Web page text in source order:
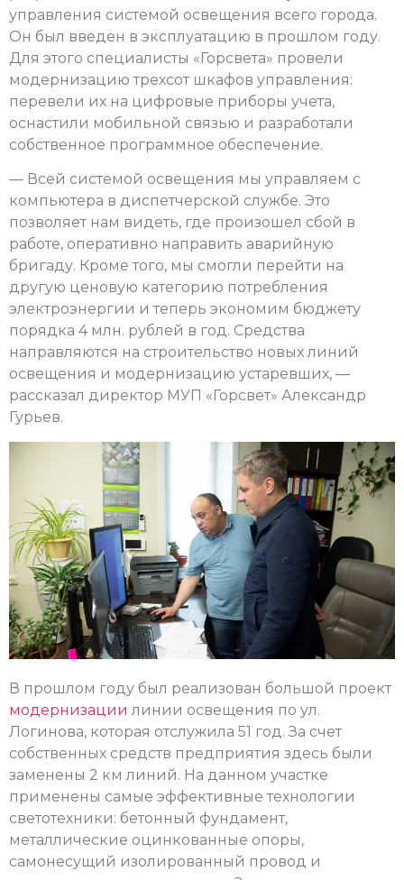
управления системой освещения всего города.
Он был введен в эксплуатацию в прошлом году.
Для этого специалисты «Горсвета» провели
модернизацию трехсот шкафов управления:
перевели их на цифровые приборы учета,
оснастили мобильной связью и разработали
собственное программное обеспечение.
— Всей системой освещения мы управляем с
компьютера в диспетчерской службе. Это
позволяет нам видеть, где произошел сбой в
работе, оперативно направить аварийную
бригаду. Кроме того, мы смогли перейти на
другую ценовую категорию потребления
электроэнергии и теперь экономим бюджету
порядка 4 млн. рублей в год. Средства
направляются на строительство новых линий
освещения и модернизацию устаревших, —
рассказал директор МУП «Горсвет» Александр
Гурьев.
В прошлом году был реализован большой проект
модернизации линии освещения по ул.
Логинова, которая отслужила 51 год. За счет
собственных средств предприятия здесь были
заменены 2 км линий. На данном участке
применены самые эффективные технологии
светотехники: бетонный фундамент,
металлические оцинкованные опоры,
самонесущий изолированный провод и